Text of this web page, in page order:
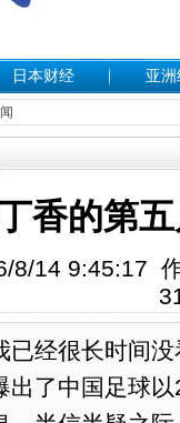
日本财经 亚
香的第
8/14 9:45:17
已经很长时间
出了中国足球